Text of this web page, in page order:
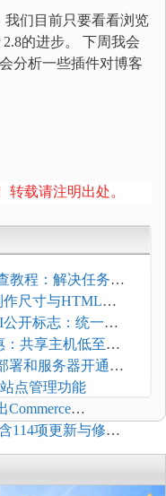
我们目前只要看看浏览
的进步。 下周我会
分析一些插件对博客
转载请注明出处。
教程：解决任务积
作尺寸与HTML添
公开标志：统一支
：共享主机低至
署和服务器开通更
点管理功能
Commerce
前台体验并扩展电
114项更新与修